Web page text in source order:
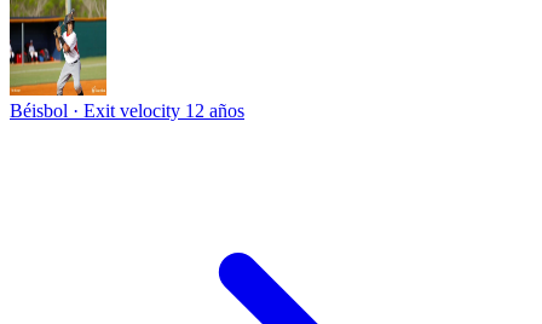
Béisbol · Exit velocity 12 años